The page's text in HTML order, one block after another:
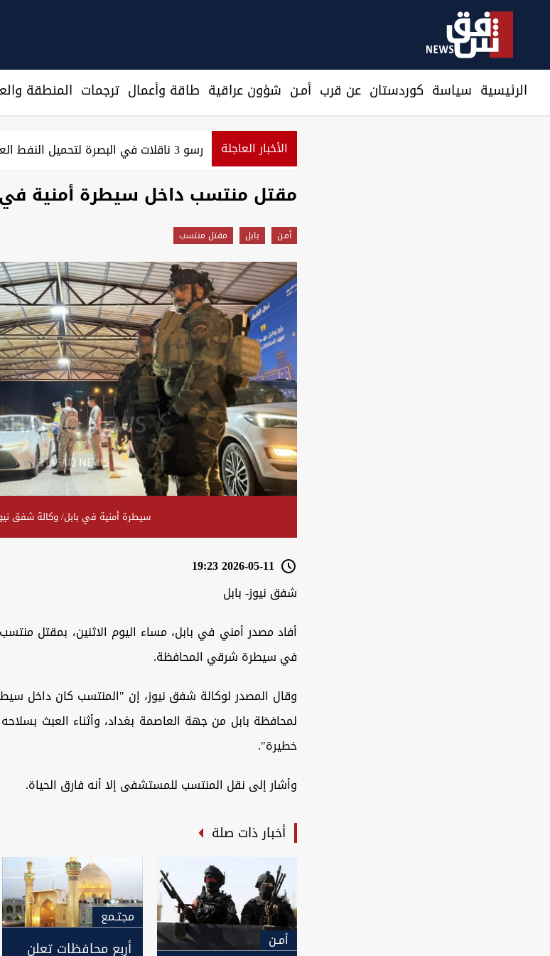
الرئيسية سیاسة كوردستان عن قرب أمـن شؤون عراقية طاقة وأعمال ترجمات المنطقة
الأخبار العاجلة رسو 3 ناقلات في البصرة لتحميل النفط العراقي
مقتل منتسب داخل سيطرة أمنية في
أمـن بابل مقتل منتسب
سيطرة أمنية في بابل/ وكالة شفق
2026-05-11 19:23
شفق نيوز- بابل
أفاد مصدر أمني في بابل، مساء اليوم الاثنين، بمقتل
في سيطرة شرقي المحافظة.
وقال المصدر لوكالة شفق نيوز، إن "المنتسب كان داخل
لمحافظة بابل من جهة العاصمة بغداد، وأثناء العبث
خطيرة".
وأشار إلى نقل المنتسب للمستشفى إلا أنه فارق الحياة.
أخبار ذات صلة
أمـن
مجتـمع
أربع محافظات تعلن